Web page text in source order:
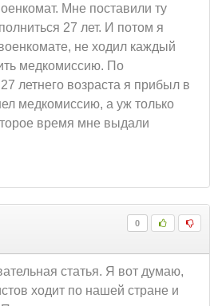
Мне поставили ту
27 лет. И потом я
не ходил каждый
медкомиссию. По
летнего возраста я прибыл в
медкомиссию, а уж только
время мне выдали
0
статья. Я вот думаю,
ходит по нашей стране и